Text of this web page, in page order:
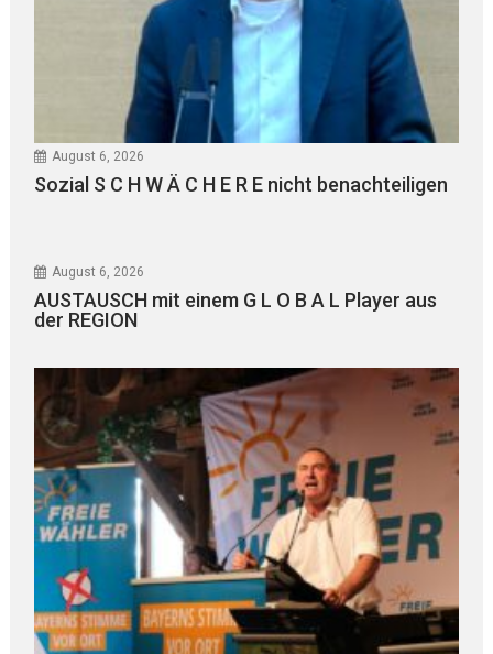
August 6, 2026
Sozial S C H W Ä C H E R E nicht benachteiligen
August 6, 2026
AUSTAUSCH mit einem G L O B A L Player aus
der REGION